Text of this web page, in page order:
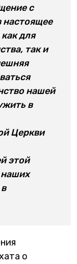
с
настоящее
для
так и
нашей
в
Церкви
этой
о